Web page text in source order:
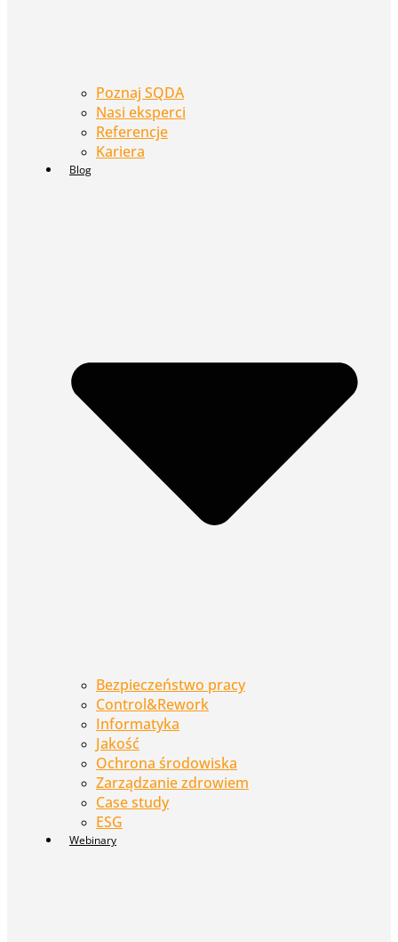
Poznaj SQDA
Nasi eksperci
Referencje
Kariera
Blog
Bezpieczeństwo pracy
Control&Rework
Informatyka
Jakość
Ochrona środowiska
Zarządzanie zdrowiem
Case study
ESG
Webinary